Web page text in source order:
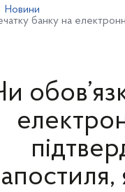
Новини
банку на
апостиля,